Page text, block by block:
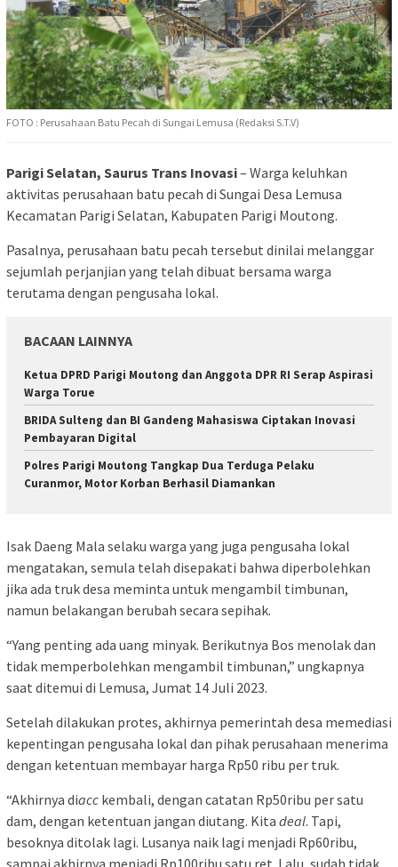
FOTO : Perusahaan Batu Pecah di Sungai Lemusa (Redaksi S.T.V)
Parigi Selatan, Saurus Trans Inovasi– Warga keluhkan
aktivitas perusahaan batu pecah di Sungai Desa Lemusa
Kecamatan Parigi Selatan, Kabupaten Parigi Moutong.
Pasalnya, perusahaan batu pecah tersebut dinilai melanggar
sejumlah perjanjian yang telah dibuat bersama warga
terutama dengan pengusaha lokal.
BACAAN LAINNYA
‎Ketua DPRD Parigi Moutong dan Anggota DPR RI Serap Aspirasi
Warga Torue
BRIDA Sulteng dan BI Gandeng Mahasiswa Ciptakan Inovasi
Pembayaran Digital
Polres Parigi Moutong Tangkap Dua Terduga Pelaku
Curanmor, Motor Korban Berhasil Diamankan
Isak Daeng Mala selaku warga yang juga pengusaha lokal
mengatakan, semula telah disepakati bahwa diperbolehkan
jika ada truk desa meminta untuk mengambil timbunan,
namun belakangan berubah secara sepihak.
“Yang penting ada uang minyak. Berikutnya Bos menolak dan
tidak memperbolehkan mengambil timbunan,” ungkapnya
saat ditemui di Lemusa, Jumat 14 Juli 2023.
Setelah dilakukan protes, akhirnya pemerintah desa memediasi
kepentingan pengusaha lokal dan pihak perusahaan menerima
dengan ketentuan membayar harga Rp50 ribu per truk.
“Akhirnya diacc kembali, dengan catatan Rp50ribu per satu
dam, dengan ketentuan jangan diutang. Kita deal. Tapi,
besoknya ditolak lagi. Lusanya naik lagi menjadi Rp60ribu,